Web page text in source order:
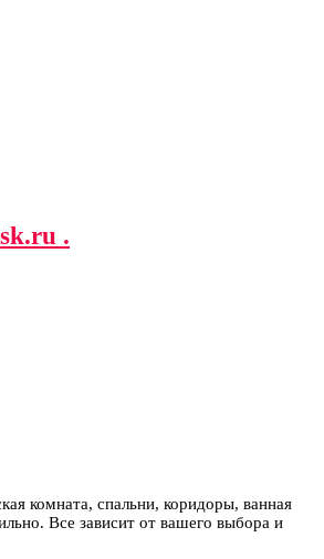
.
комната, спальни, коридоры, ванная
Все зависит от вашего выбора и